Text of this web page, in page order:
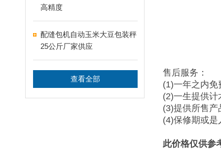
高精度
配缝包机自动玉米大豆包装秤
25公斤厂家供应
查看全部
售后服务：
(1)一年之内免
(2)一生提供
(3)提供所售产
(4)保修期或
此价格仅供参